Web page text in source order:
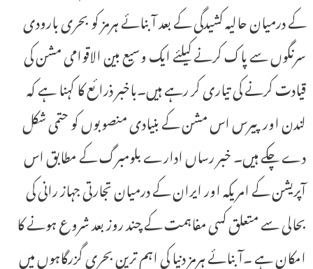
کے درمیان حالیہ کشیدگی کے بعد آبنائے ہرمز کو بحری بارودی
سرنگوں سے پاک کرنے کیلئے ایک وسیع بین الاقوامی مشن کی
قیادت کرنے کی تیاری کر رہے ہیں۔باخبر ذرائع کا کہنا ہے کہ
لندن اور پیرس اس مشن کے بنیادی منصوبوں کو حتمی شکل
دے چکے ہیں۔ خبر رساں ادارے بلومبرگ کے مطابق اس
آپریشن کے امریکہ اور ایران کے درمیان تجارتی جہاز رانی کی
بحالی سے متعلق کسی مفاہمت کے چند روز بعد شروع ہونے کا
امکان ہے ۔آبنائے ہرمز دنیا کی اہم ترین بحری گزرگاہوں میں